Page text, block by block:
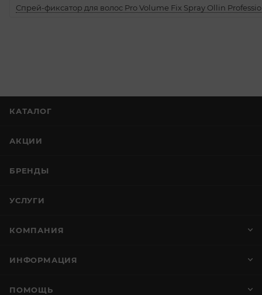
Спрей-фиксатор для волос Pro Volume Fix Spray Ollin
КАТАЛОГ
АКЦИИ
БРЕНДЫ
УСЛУГИ
КОМПАНИЯ
ИНФОРМАЦИЯ
ПОМОЩЬ